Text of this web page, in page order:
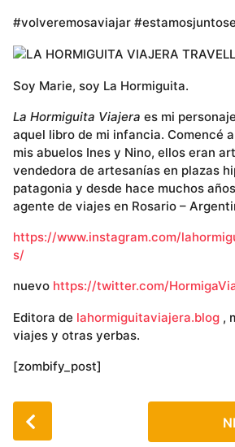
#volveremosaviajar
Soy Marie, soy La Hormiguita.
La Hormiguita Viajera es mi
aquel libro de mi infancia. Comencé
mis abuelos Ines y Nino, ellos eran
vendedora de artesanías en plazas
patagonia y desde hace muchos
agente de viajes en Rosario –
https://www.instagram.com/
s/
nuevo https://twitter.com/
Editora de lahormiguitaviajera.blog ,
viajes y otras yerbas.
[zombify_post]
P
o